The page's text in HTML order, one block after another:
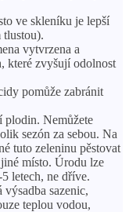
ve skleníku je lepší
vytvrzena a
které zvyšují odolnost
pomůže zabránit
plodin. Nemůžete
sezón za sebou. Na
tuto zeleninu pěstovat
místo. Úrodu lze
letech, ne dříve.
sazenic,
teplou vodou,